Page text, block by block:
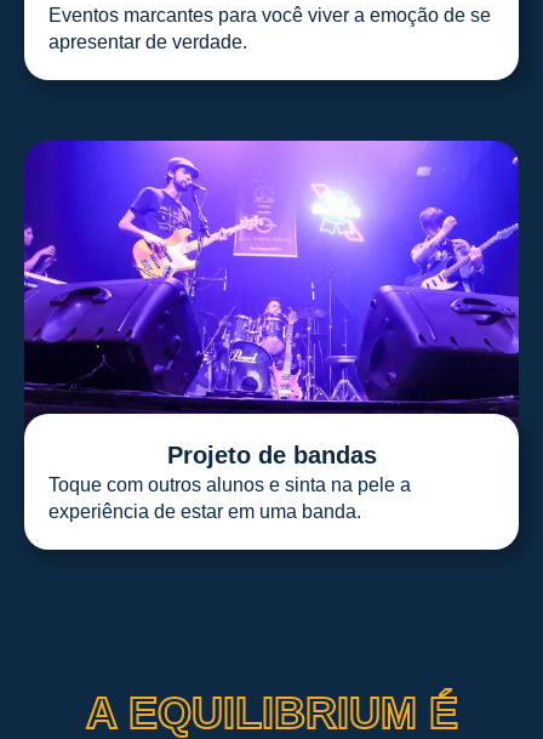
Eventos marcantes para você viver a emoção de se
apresentar de verdade.
Projeto de bandas
Toque com outros alunos e sinta na pele a
experiência de estar em uma banda.
A EQUILIBRIUM É